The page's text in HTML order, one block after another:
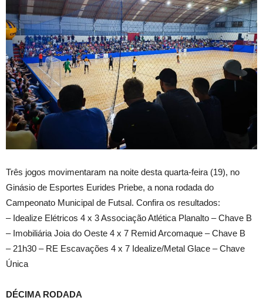
Três jogos movimentaram na noite desta quarta-feira (19), no
Ginásio de Esportes Eurides Priebe, a nona rodada do
Campeonato Municipal de Futsal. Confira os resultados:
– Idealize Elétricos 4 x 3 Associação Atlética Planalto – Chave B
– Imobiliária Joia do Oeste 4 x 7 Remid Arcomaque – Chave B
– 21h30 – RE Escavações 4 x 7 Idealize/Metal Glace – Chave
Única
DÉCIMA RODADA